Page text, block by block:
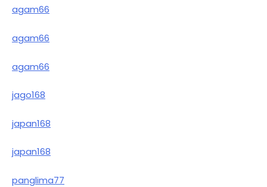
agam66
agam66
agam66
jago168
japan168
japan168
panglima77